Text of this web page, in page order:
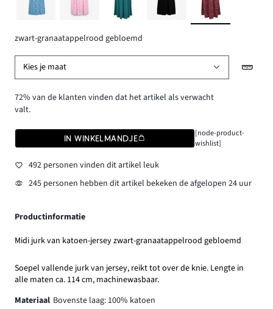
zwart-granaatappelrood gebloemd
Kies je maat
72% van de klanten vinden dat het artikel als verwacht
valt.
IN WINKELMANDJE
[node-product-
wishlist]
492 personen vinden dit artikel leuk
245 personen hebben dit artikel bekeken de afgelopen 24 uur
Productinformatie
Midi jurk van katoen-jersey zwart-granaatappelrood gebloemd
Soepel vallende jurk van jersey, reikt tot over de knie. Lengte in
alle maten ca. 114 cm, machinewasbaar.
Materiaal Bovenste laag: 100% katoen